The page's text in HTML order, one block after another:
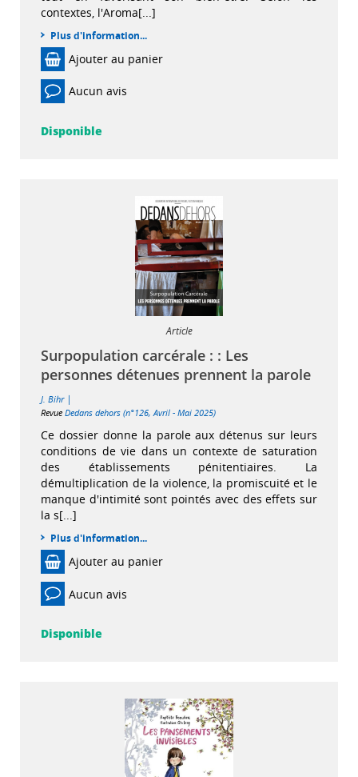
contextes, l'Aroma[...]
Plus d'information...
Ajouter au panier
Aucun avis
Disponible
Article
Surpopulation carcérale : : Les
personnes détenues prennent la parole
J. Bihr |
Revue Dedans dehors (n°126, Avril - Mai 2025)
Ce dossier donne la parole aux détenus sur leurs
conditions de vie dans un contexte de saturation
des établissements pénitentiaires. La
démultiplication de la violence, la promiscuité et le
manque d'intimité sont pointés avec des effets sur
la s[...]
Plus d'information...
Ajouter au panier
Aucun avis
Disponible